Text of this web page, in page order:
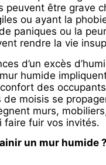
peuvent être grave
ou ayant la
paniques ou la
rendre la vie
d’un excès
humide
des
de moisis se
murs,
faire fuir vos invités.
un mur humide